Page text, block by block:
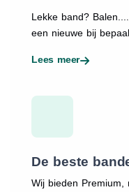
Lekke band?
een nieuwe bij
Lees meer
De beste
Wij bieden Premium,